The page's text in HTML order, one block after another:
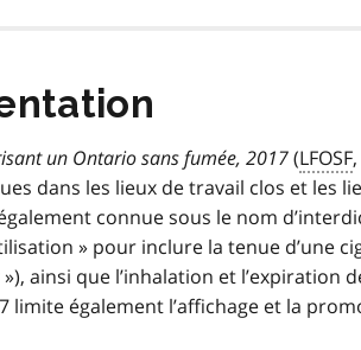
un Ontario sans fumée, 2017(LFOSF
dans les lieux de travail clos et les
connue sous le nom
» pour inclure la tenue d’une
»), ainsi que l’inhalation et
limite également l’affichage et la